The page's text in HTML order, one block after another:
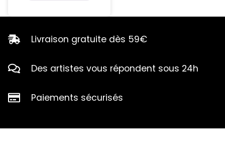
Livraison gratuite dès 59€
Des artistes vous répondent sous 24h
Paiements sécurisés